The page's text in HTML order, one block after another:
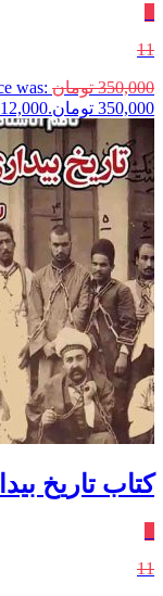
11
350,000 تومان was:
350,000 تومان.
کتاب تاریخ بیداری
11